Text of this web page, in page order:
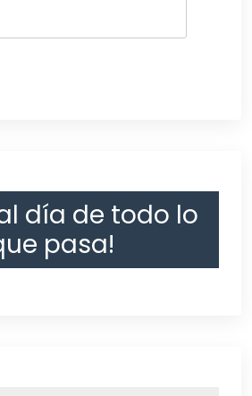
día de todo lo
pasa!